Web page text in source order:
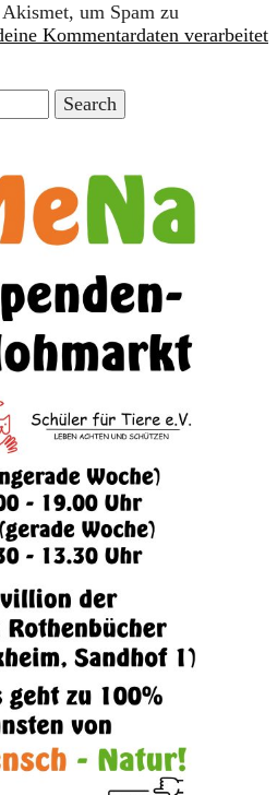
um Spam zu
Kommentardaten verarbeitet